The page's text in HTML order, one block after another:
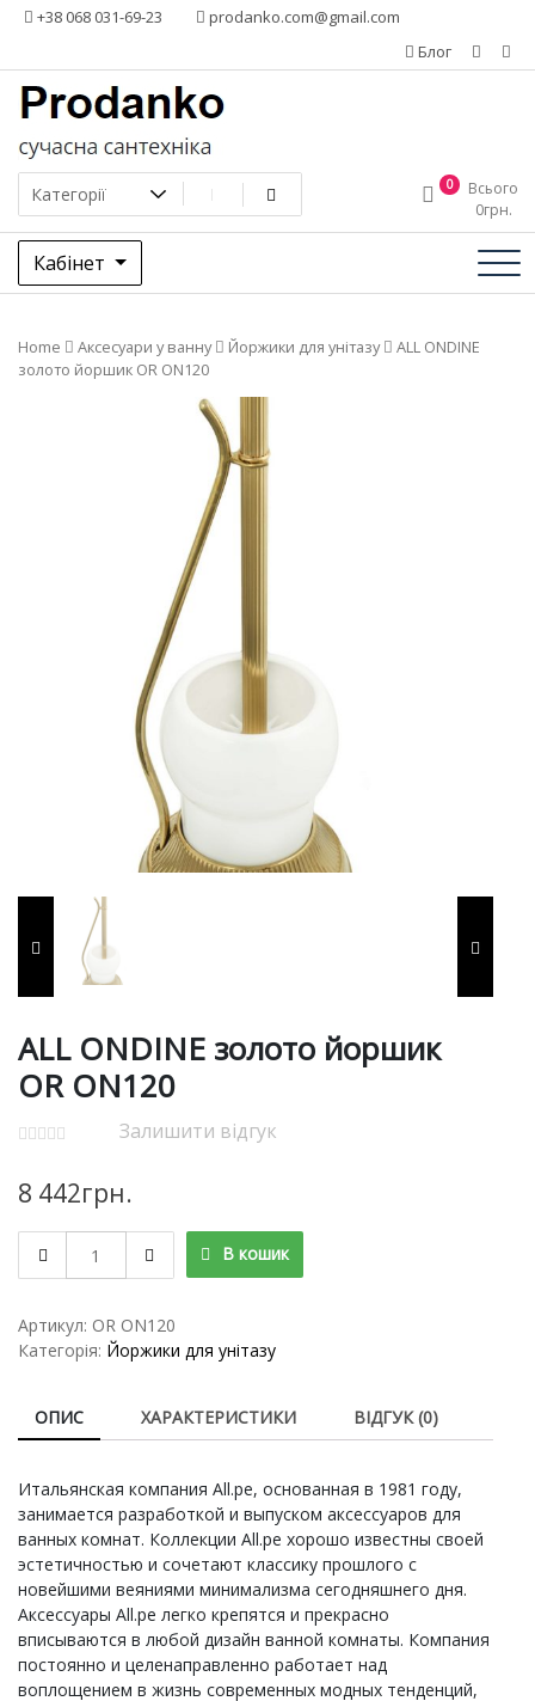
Додати+38 068 031-69-23
prodanko.com@gmail.com
Блог
0
Всього
0грн.
Кабінет
Home Аксесуари у ванну Йоржики для унітазу
ALL ONDINE
золото йоршик OR ON120
ALL ONDINE золото йоршик
OR ON120
Залишити відгук
8 442грн.
ONDINE
йоршик
OR
ON120
В кошик
Артикул: OR ON120
Категорія: Йоржики для унітазу
ОПИС ХАРАКТЕРИСТИКИ ВІДГУК (0)
Итальянская компания All.pe, основанная в 1981 году,
занимается разработкой и выпуском аксессуаров для
ванных комнат. Коллекции All.pe хорошо известны своей
эстетичностью и сочетают классику прошлого с
новейшими веяниями минимализма сегодняшнего дня.
Аксессуары All.pe легко крепятся и прекрасно
вписываются в любой дизайн ванной комнаты. Компания
постоянно и целенаправленно работает над
воплощением в жизнь современных модных тенденций,